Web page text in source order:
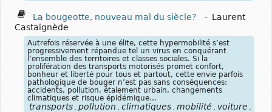
La bougeotte, nouveau mal du siècle? - Laurent
Castaignède
Autrefois réservée à une élite, cette hypermobilité s’est
progressivement répandue tel un virus en conquérant
l’ensemble des territoires et classes sociales. Si la
prolifération des transports motorisés promet confort,
bonheur et liberté pour tous et partout, cette envie parfois
pathologique de bouger n’est pas sans conséquences:
accidents, pollution, étalement urbain, changements
climatiques et risque épidémique…
transports pollution climatiques mobilité voiture